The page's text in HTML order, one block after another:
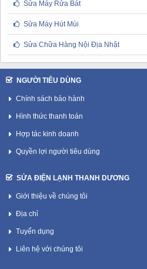
Sửa Máy Rửa Bát
Sửa Máy Hút Mùi
Sửa Chữa Hàng Nội Địa Nhật
NGƯỜI TIÊU DÙNG
Chính sách bảo hành
Hình thức thanh toán
Hợp tác kinh doanh
Quyền lợi người tiêu dùng
SỬA ĐIỆN LẠNH THANH DƯƠNG
Giới thiệu về chúng tôi
Địa chỉ
Tuyển dụng
Liên hệ với chúng tôi